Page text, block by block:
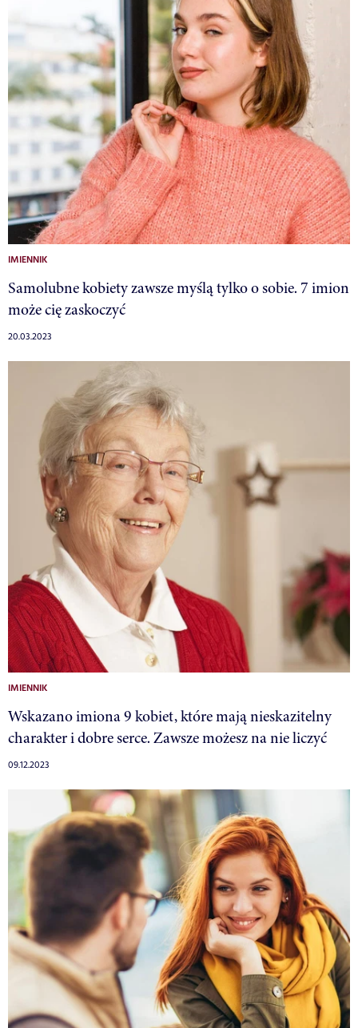
IMIENNIK
Samolubne kobiety zawsze myślą tylko o sobie. 7 imion
może cię zaskoczyć
20.03.2023
IMIENNIK
Wskazano imiona 9 kobiet, które mają nieskazitelny
charakter i dobre serce. Zawsze możesz na nie liczyć
09.12.2023